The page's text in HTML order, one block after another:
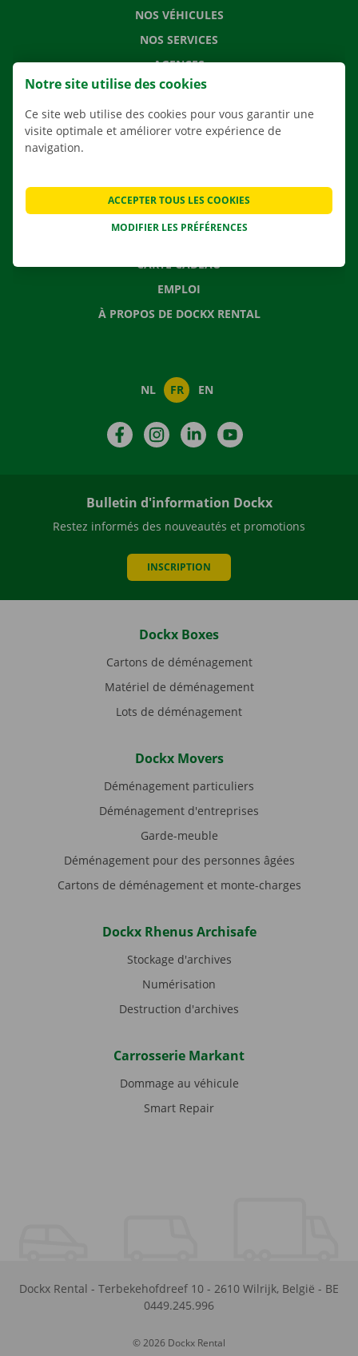
NOS VÉHICULES
NOS SERVICES
AGENCES
APPLI
SOLUTIONS DE DÉMÉNAGEMENT
CONTACTEZ NOUS
QUESTIONS FRÉQUENTES
CARTE CADEAU
EMPLOI
À PROPOS DE DOCKX RENTAL
NL FR EN
FacebookInstagramLinkedIn
Bulletin d'information Dockx
Restez informés des nouveautés et promotions
INSCRIPTION
Dockx Boxes
Cartons de déménagement
Matériel de déménagement
Lots de déménagement
Dockx Movers
Déménagement particuliers
Déménagement d'entreprises
Garde-meuble
Déménagement pour des personnes âgées
Cartons de déménagement et monte-charges
Dockx Rhenus Archisafe
Stockage d'archives
Numérisation
Destruction d'archives
Carrosserie Markant
Dommage au véhicule
Smart Repair
Dockx Rental - Terbekehofdreef 10 - 2610 Wilrijk, België - BE
0449.245.996
© 2026 Dockx Rental
Notre site utilise des cookies
Ce site web utilise des cookies pour vous garantir une
visite optimale et améliorer votre expérience de
navigation.
MODIFIER LES PRÉFÉRENCES
ACCEPTER TOUS LES COOKIES